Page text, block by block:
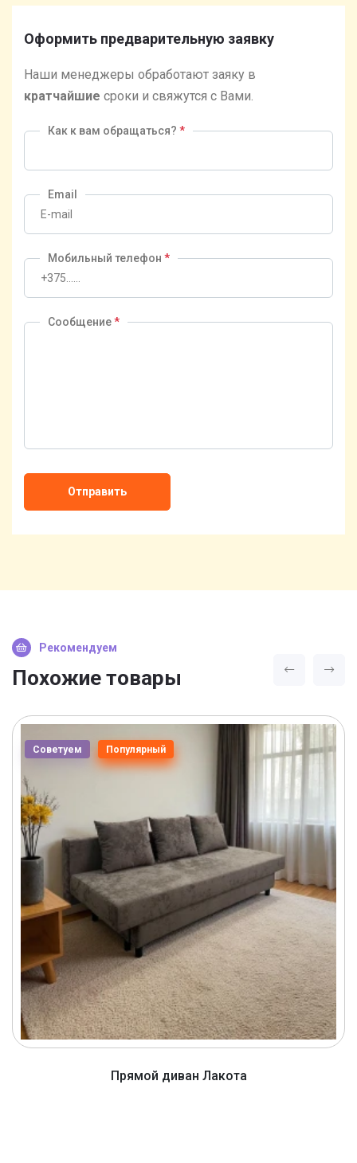
Оформить предварительную заявку
Наши менеджеры обработают заяку в
кратчайшие сроки и свяжутся с Вами.
Как к вам обращаться? *
Email
Мобильный телефон *
Сообщение*
Отправить
Рекомендуем
Похожие товары
Советуем Популярный
Прямой диван Лакота